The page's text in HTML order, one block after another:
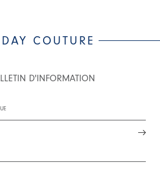
COUTURE
D'INFORMATION